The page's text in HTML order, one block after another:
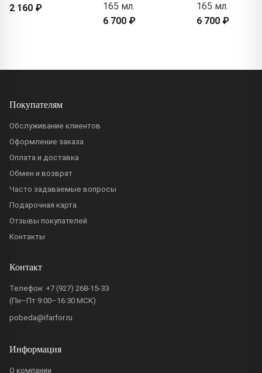
2 160 ₽
165 мл.
6 700 ₽
165 мл.
6 700 ₽
Покупателям
Обслуживание клиентов
Оформление заказа
Оплата и доставка
Обмен и возврат
Часто задаваемые вопросы
Подарочная карта
Отзывы покупателей
Контакты
Контакт
Телефон: +7 (927) 268-15-33
(Пн–Пт 9:00–16:30 МСК)
pobeda@ifarfor.ru
Информация
О компании